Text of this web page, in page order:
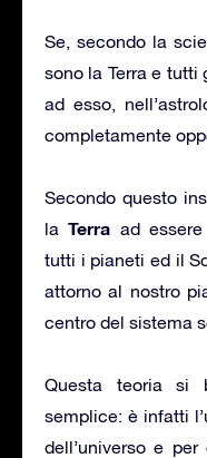
Se, secondo la
sono la Terra e tutti
ad esso,
completamente
Secondo questo
laTerra ad
tutti i pianeti ed il
attorno al nostro
centro del sistema
Questa teoria si
semplice: è infatti
dell’universo e